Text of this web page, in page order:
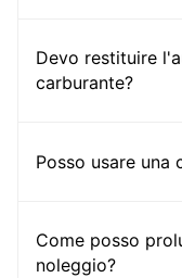
Devo restituire
carburante?
Posso usare una
Come posso
noleggio?